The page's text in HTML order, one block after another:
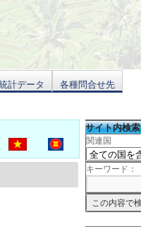
計データ 各種問合せ先
サイト内検索
関連国
キーワード：